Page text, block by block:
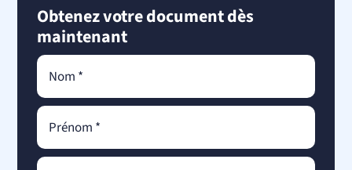
Obtenez votre document dès
maintenant